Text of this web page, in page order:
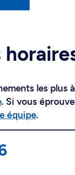
les
. Si vous
équipe.